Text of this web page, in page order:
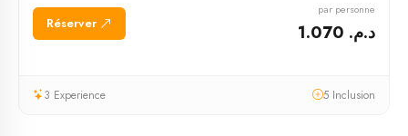
Réserver
par personne
د.م. 1.070
3 Experience 5 Inclusion